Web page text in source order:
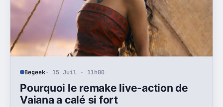
Begeek· 15 Juil · 11h00
Pourquoi le remake live-action de
Vaiana a calé si fort